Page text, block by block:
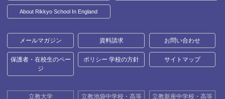
About Rikkyo School In England
メールマガジン 資料請求 お問い合わせ
保護者・在校生のペー
ジ
ポリシー 学校の方針 サイトマップ
立教大学
立教池袋中学校・高等
立教新座中学校・高等